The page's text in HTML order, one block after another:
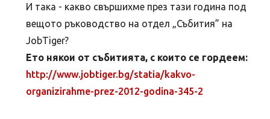
И така - какво свършихме през тази година под
вещото ръководство на отдел „Събития” на
JobTiger?
Ето някои от събитията, с които се гордеем:
http://www.jobtiger.bg/statia/kakvo-
organizirahme-prez-2012-godina-345-2